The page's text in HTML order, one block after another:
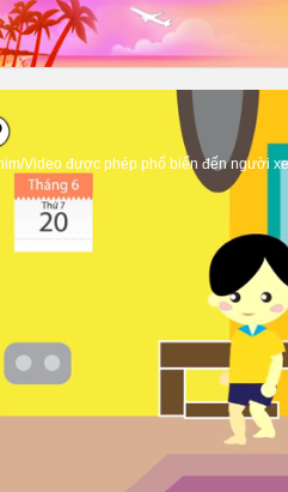
Video được phép phổ biến đến người